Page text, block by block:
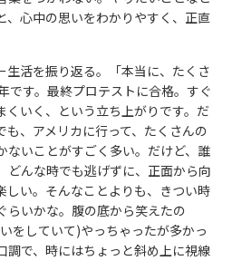
、心中の思いをわかりやすく、正直
活を振り返る。「本当に、たくさ
です。最終プロテストに合格。すぐ
くいく、という立ち上がりです。だ
、アメリカに行って、たくさんの
ないことがすごく多い。だけど、誰
どんな時でも逃げずに、正面から向
しい。そんなことよりも、きつい時
らいかな。腹の底から笑えたの
をしていて)やっちゃったが多かっ
調で、時にはちょっと斜め上に視線